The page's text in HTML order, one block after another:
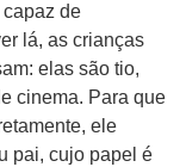
de
lá, as crianças
elas são tio,
cinema. Para que
ele
pai, cujo papel é